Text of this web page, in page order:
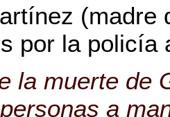
(madre
por la policía
la muerte de
a